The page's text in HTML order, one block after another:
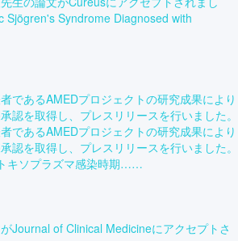
Sjögren's Syndrome Diagnosed with
であるAMEDプロジェクトの研究成果により
認を取得し、プレスリリースを行いました。
であるAMEDプロジェクトの研究成果により
認を取得し、プレスリリースを行いました。
キソプラズマ感染時期……
Journal of Clinical Medicineにアクセプトさ